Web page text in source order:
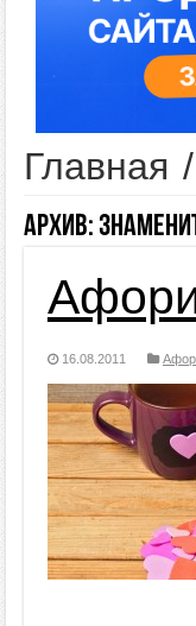
Главная /
Архив:
16.08.2011